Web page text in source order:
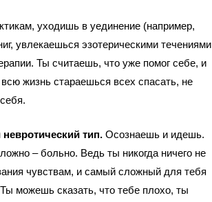
уходишь в уединение (например,
увлекаешься эзотерическими течениями
Ты считаешь, что уже помог себе, и
жизнь стараешься всех спасать, не
тип.Осознаешь и идешь.
– больно. Ведь ты никогда ничего не
чувствам, и самый сложный для тебя
можешь сказать, что тебе плохо, ты